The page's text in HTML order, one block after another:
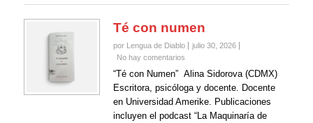
Té con numen
por Lengua de Diablo
julio 30, 2026
No hay comentarios
“Té con Numen” Alina Sidorova (CDMX)
Escritora, psicóloga y docente. Docente
en Universidad Amerike. Publicaciones
incluyen el podcast “La Maquinaría de